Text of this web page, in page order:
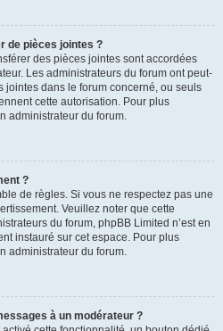
de pièces jointes ?
des pièces jointes sont accordées
Les administrateurs du forum ont peut-
jointes dans le forum concerné, ou seuls
cette autorisation. Pour plus
administrateur du forum.
?
de règles. Si vous ne respectez pas une
Veuillez noter que cette
du forum, phpBB Limited n’est en
instauré sur cet espace. Pour plus
administrateur du forum.
à un modérateur ?